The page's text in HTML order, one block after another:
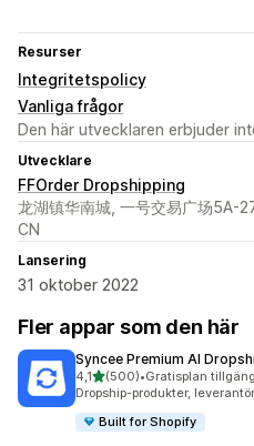
Resurser
Integritetspolicy
Vanliga frågor
Den här utvecklaren erbjuder
Utvecklare
FFOrder Dropshipping
龙湖镇华南城, 一号交易广场5A-
CN
Lansering
31 oktober 2022
Fler appar som den här
Syncee Premium AI
4,1av 5 stjärnor
(500)
500 recensioner totalt
•Gratisplan
Dropship-produkter,
Built for Shopify